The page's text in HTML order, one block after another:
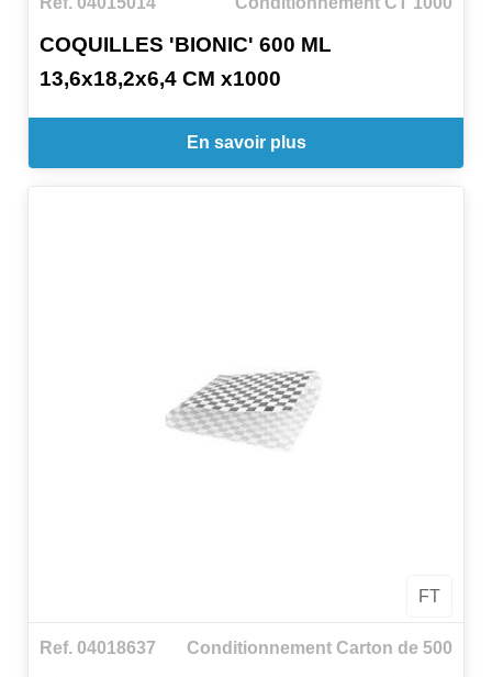
COQUILLES 'BIONIC' 600 ML
13,6x18,2x6,4 CM x1000
En savoir plus
FT
Ref. 04018637 Conditionnement Carton de 500